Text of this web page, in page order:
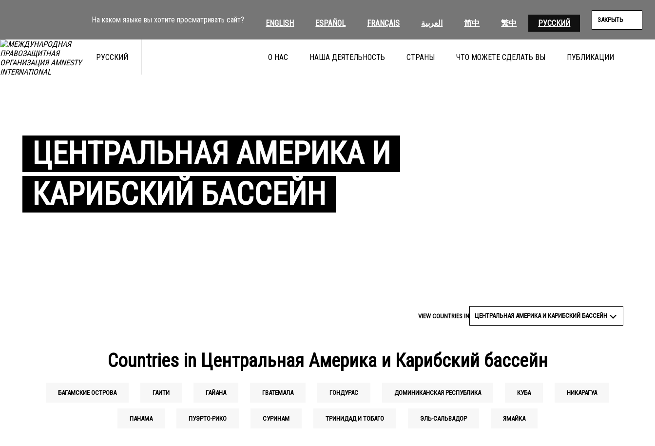
На каком языке вы хотите просматривать сайт? ENGLISH ESPAÑOL FRANÇAIS العربية 简中 繁中 РУССКИЙ ЗАКРЫТЬ
РУССКИЙ О НАС НАША ДЕЯТЕЛЬНОСТЬ СТРАНЫ ЧТО МОЖЕТЕ СДЕЛАТЬ ВЫ ПУБЛИКАЦИИ
ЦЕНТРАЛЬНАЯ АМЕРИКА И
КАРИБСКИЙ БАССЕЙН
VIEW COUNTRIES IN ЦЕНТРАЛЬНАЯ АМЕРИКА И КАРИБСКИЙ БАССЕЙН
Countries in Центральная Америка и Карибский бассейн
БАГАМСКИЕ ОСТРОВА ГАИТИ ГАЙАНА ГВАТЕМАЛА ГОНДУРАС ДОМИНИКАНСКАЯ РЕСПУБЛИКА КУБА НИКАРАГУА
ПАНАМА ПУЭРТО-РИКО СУРИНАМ ТРИНИДАД И ТОБАГО ЭЛЬ-САЛЬВАДОР ЯМАЙКА